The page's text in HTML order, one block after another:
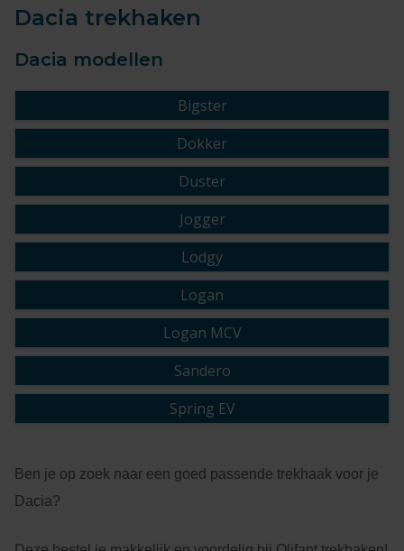
Dacia trekhaken
Dacia modellen
Bigster
Dokker
Duster
Jogger
Lodgy
Logan
Logan MCV
Sandero
Spring EV
Ben je op zoek naar een goed passende trekhaak voor je
Dacia?